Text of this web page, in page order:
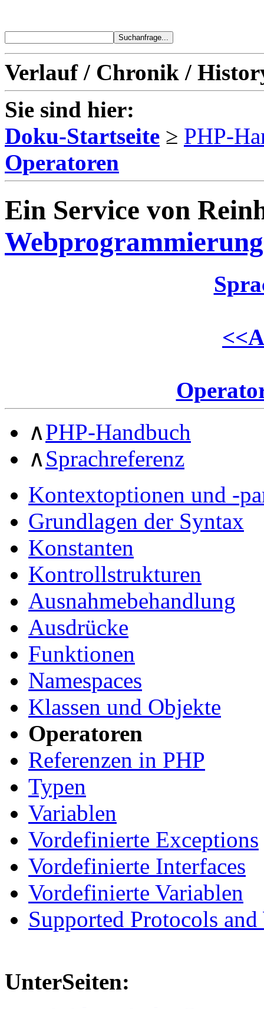
Verlauf / Chronik /
Sie sind hier:
Doku-Startseite ≥ PHP-
Operatoren
Ein Service von
Webprogrammierung
<<
∧PHP-Handbuch
∧Sprachreferenz
Kontextoptionen und -
Grundlagen der Syntax
Konstanten
Kontrollstrukturen
Ausnahmebehandlung
Ausdrücke
Funktionen
Namespaces
Klassen und Objekte
Operatoren
Referenzen in PHP
Typen
Variablen
Vordefinierte Exceptions
Vordefinierte Interfaces
Vordefinierte Variablen
Supported Protocols and
UnterSeiten: